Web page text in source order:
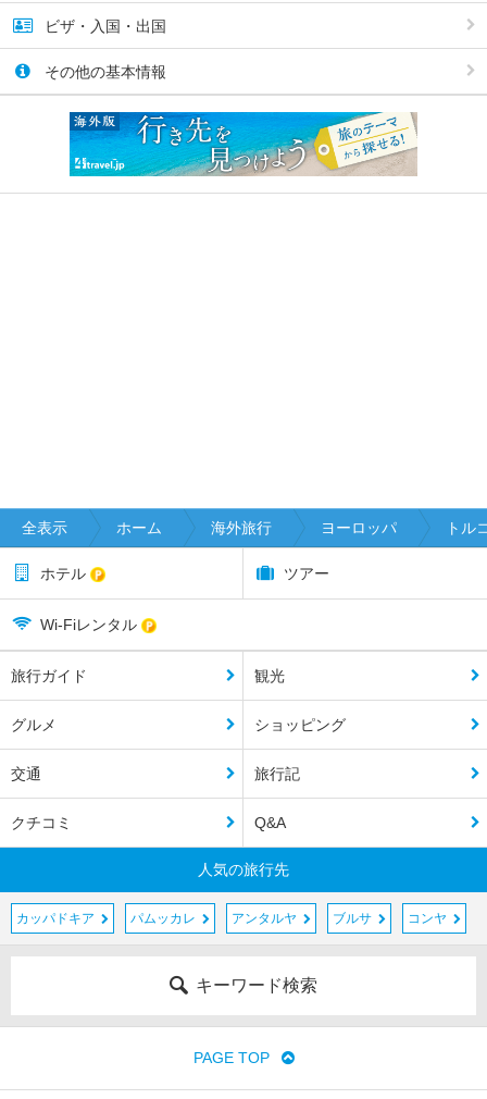
ビザ・入国・出国
その他の基本情報
全表示 ホーム 海外旅行 ヨーロッパ トル
ホテル ツアー
Wi-Fiレンタル
旅行ガイド 観光
グルメ ショッピング
交通 旅行記
クチコミ Q&A
人気の旅行先
カッパドキア パムッカレ アンタルヤ ブルサ コンヤ
キーワード検索
PAGE TOP